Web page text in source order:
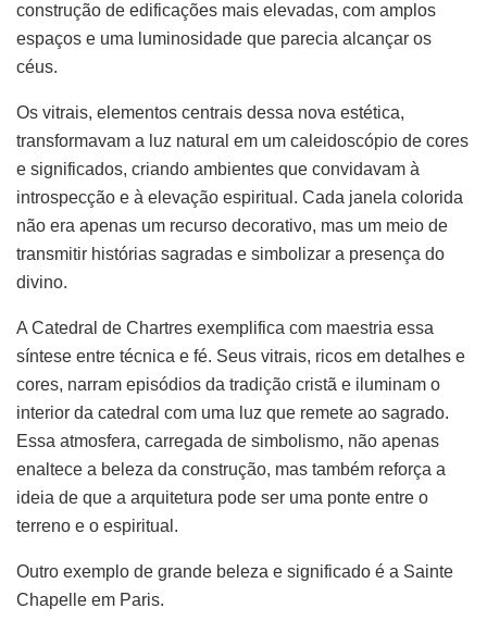
construção de edificações mais elevadas, com amplos
espaços e uma luminosidade que parecia alcançar os
céus.
Os vitrais, elementos centrais dessa nova estética,
transformavam a luz natural em um caleidoscópio de cores
e significados, criando ambientes que convidavam à
introspecção e à elevação espiritual. Cada janela colorida
não era apenas um recurso decorativo, mas um meio de
transmitir histórias sagradas e simbolizar a presença do
divino.
A Catedral de Chartres exemplifica com maestria essa
síntese entre técnica e fé. Seus vitrais, ricos em detalhes e
cores, narram episódios da tradição cristã e iluminam o
interior da catedral com uma luz que remete ao sagrado.
Essa atmosfera, carregada de simbolismo, não apenas
enaltece a beleza da construção, mas também reforça a
ideia de que a arquitetura pode ser uma ponte entre o
terreno e o espiritual.
Outro exemplo de grande beleza e significado é a Sainte
Chapelle em Paris.